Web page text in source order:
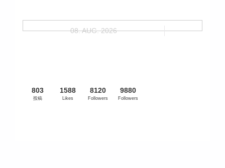
08. AUG. 2026
803
投稿
1588
Likes
8120
Followers
9880
Followers